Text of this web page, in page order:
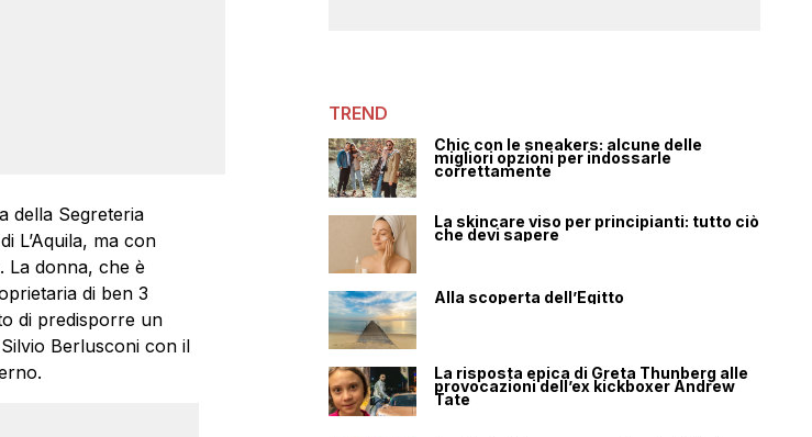
della Segreteria
L’Aquila, ma con
La donna, che è
di ben 3
di predisporre un
Berlusconi con il
TREND
Chic con le sneakers: alcune delle
migliori opzioni per indossarle
correttamente
La skincare viso per principianti: tutto ciò
che devi sapere
Alla scoperta dell’Egitto
La risposta epica di Greta Thunberg alle
provocazioni dell’ex kickboxer Andrew
Tate